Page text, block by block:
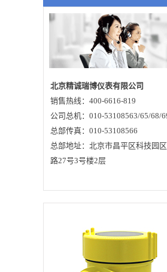
号沿缆绳传导至
电子线路部分，
理器对此信号进
理，识别出微波
在物料表面所产
回波。正确的
号识别由智能
距离 D 与脉冲的
D=C×T/2 其中
光速因空罐的距
离 E 已知，则物
位 L 为： L=E-
度 E（= 零点）
环境。对应
于 4 － 20mA
过硬 服务一
北京精诚瑞博仪表有限公司
销售热线：400-6616-819
公司总机：010-53108563/65/68/
总部传真：010-53108566
总部地址：北京市昌平区科技园
路27号3号楼2层